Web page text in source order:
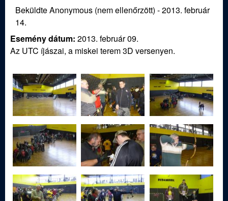
p
o
BeküldteAnonymous (nem ellenőrzött) -2013. február
14.
Esemény dátum: 2013. február 09.
Az UTC íjászai, a miskei terem 3D versenyen.